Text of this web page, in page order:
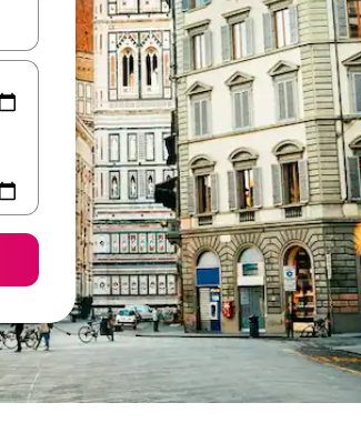
een keuze met je de pijltjestoetsen omhoog en